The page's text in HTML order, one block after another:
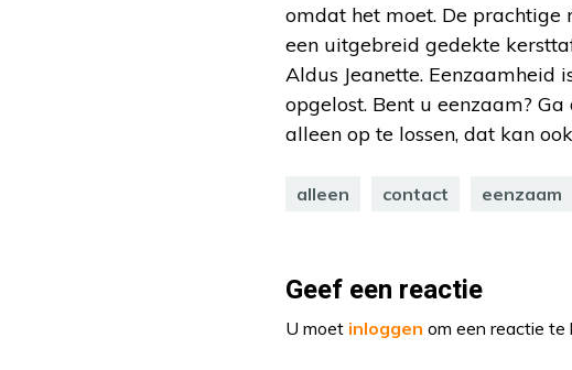
omdat het moet. De prachtige
een uitgebreid gedekte
Aldus Jeanette. Eenzaamheid
opgelost. Bent u eenzaam?
alleen op te lossen, dat kan
alleen contact eenzaam
Geef een reactie
U moet inloggen om een reactie te